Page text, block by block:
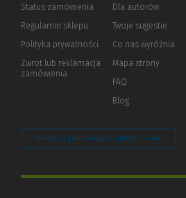
Status zamówienia
Regulamin sklepu
Polityka prywatności (Nowe
(Link
innej
Zwrot lub reklamacja
zamówienia
Dla autorów(Nowe
(Link
innej
strony)
Twoje sugestie
Co nas wyróżnia
Mapa strony
FAQ
Blog
Zarządzaj preferencjami plików cookie